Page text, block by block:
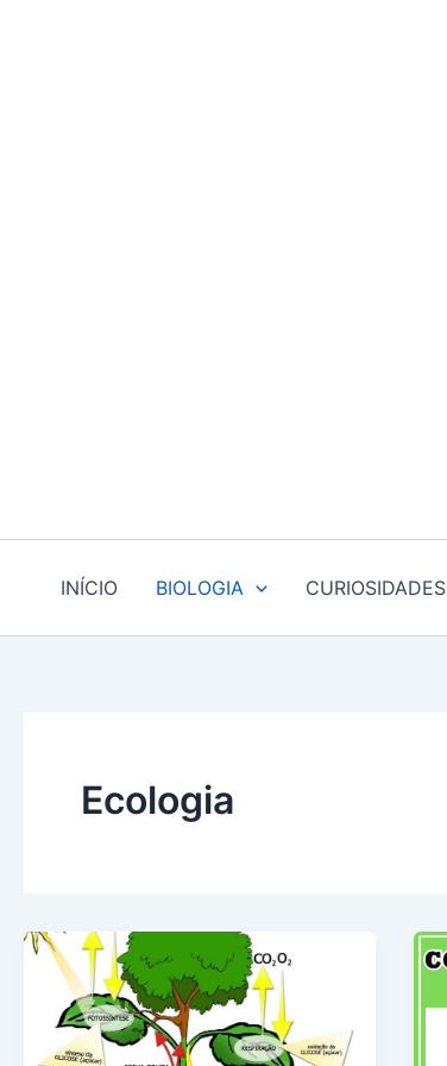
INÍCIO BIOLOGIA CURIOSIDADES
Ecologia